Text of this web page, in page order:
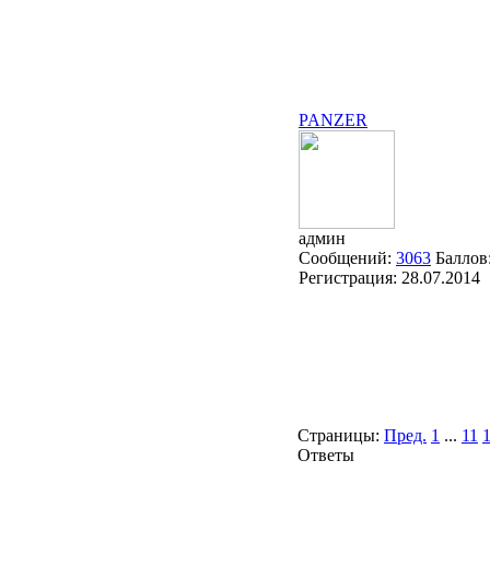
PANZER
админ
Сообщений: 3063
Регистрация: 28.07.2014
Страницы: Пред. 1 ... 11
Ответы